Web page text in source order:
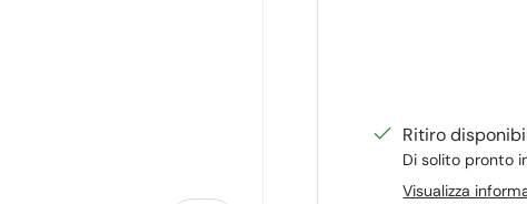
Ritiro
Di solito pronto
Visualizza